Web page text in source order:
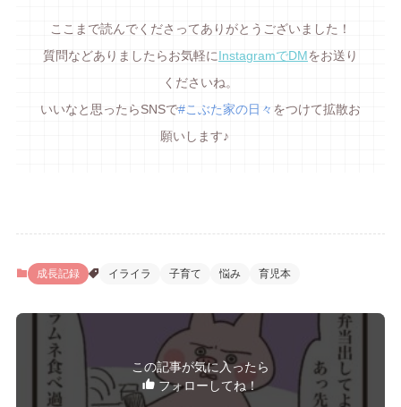
ここまで読んでくださってありがとうございました！
質問などありましたらお気軽に InstagramでDM をお送り
くださいね。
いいなと思ったらSNSで#こぶた家の日々 をつけて拡散お
願いします♪
成長記録 イライラ 子育て 悩み 育児本
この記事が気に入ったら
フォローしてね！